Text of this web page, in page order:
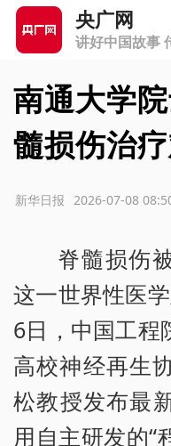
央广网
讲好中国故事
南通大学
髓损伤治
2026-07-08
新华日报
脊髓损伤
这一世界性医
6日，中国工程
高校神经再生
松教授发布最
用自主研发的“